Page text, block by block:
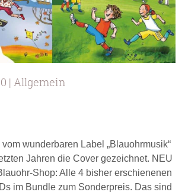
| Allgemein
vom wunderbaren Label „Blauohrmusik“
Jahren die Cover gezeichnet. NEU
Shop: Alle 4 bisher erschienenen
im Bundle zum Sonderpreis. Das sind